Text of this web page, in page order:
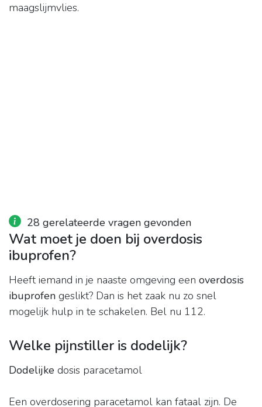
maagslijmvlies.
28 gerelateerde vragen gevonden
Wat moet je doen bij overdosis
ibuprofen?
Heeft iemand in je naaste omgeving een overdosis
ibuprofen geslikt? Dan is het zaak nu zo snel
mogelijk hulp in te schakelen. Bel nu 112.
Welke pijnstiller is dodelijk?
Dodelijke dosis paracetamol
Een overdosering paracetamol kan fataal zijn. De